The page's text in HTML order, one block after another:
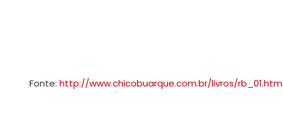
Fonte: http://www.chicobuarque.com.br/livros/rb_01.htm